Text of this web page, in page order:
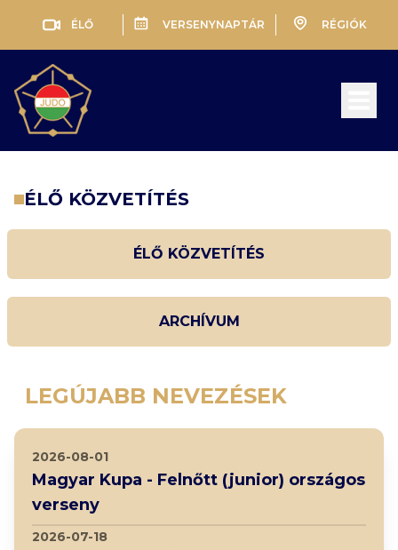
ÉLŐ VERSENYNAPTÁR RÉGIÓK
ÉLŐ KÖZVETÍTÉS
ÉLŐ KÖZVETÍTÉS
ARCHÍVUM
LEGÚJABB NEVEZÉSEK
2026-08-01
Magyar Kupa - Felnőtt (junior) országos
verseny
2026-07-18